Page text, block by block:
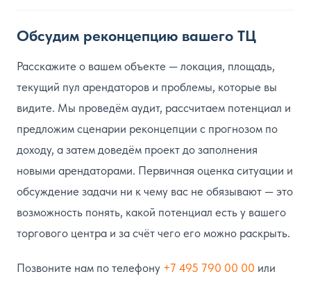
Обсудим реконцепцию вашего ТЦ
Расскажите о вашем объекте — локация, площадь,
текущий пул арендаторов и проблемы, которые вы
видите. Мы проведём аудит, рассчитаем потенциал и
предложим сценарии реконцепции с прогнозом по
доходу, а затем доведём проект до заполнения
новыми арендаторами. Первичная оценка ситуации и
обсуждение задачи ни к чему вас не обязывают — это
возможность понять, какой потенциал есть у вашего
торгового центра и за счёт чего его можно раскрыть.
Позвоните нам по телефону +7 495 790 00 00 или